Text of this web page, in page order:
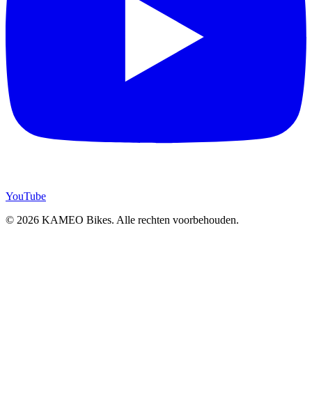
YouTube
© 2026 KAMEO Bikes. Alle rechten voorbehouden.